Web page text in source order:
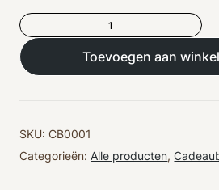
Bazenhuisje
fysieke
Cadeaubon
aantal
Toevoegen aan
SKU:CB0001
Categorieën: Alle producten,